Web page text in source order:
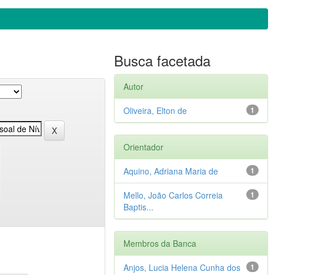
Busca facetada
Autor
1
Oliveira, Elton de
Orientador
1
Aquino, Adriana Maria de
1
Mello, João Carlos Correia
Baptis...
Membros da Banca
1
Anjos, Lucia Helena Cunha dos